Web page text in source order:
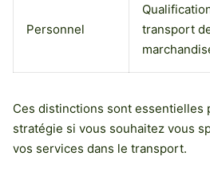
Personnel
transport
Ces distinctions sont essentielles
stratégie si vous souhaitez vous
vos services dans le transport.